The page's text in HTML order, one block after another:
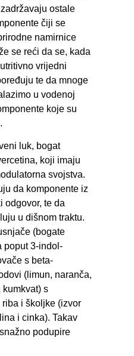
ostale
čiji se
namirnice
se reći da se, kada
vrijedni
te da mnoge
u vodenoj
koje su
luk, bogat
koji imaju
svojstva.
da komponente iz
odgovor, te da
u dišnom traktu.
(bogate
poput 3-indol-
s beta-
(limun, naranča,
kumkvat) s
i školjke (izvor
i cinka). Takav
podupire